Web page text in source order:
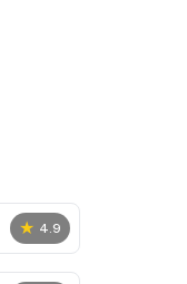
★ 4.9